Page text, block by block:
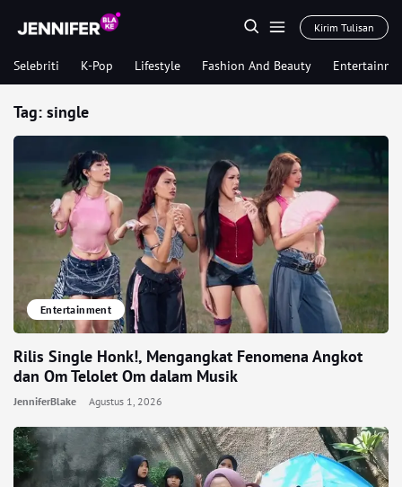
Kirim Tulisan
Selebriti K-Pop Lifestyle Fashion And Beauty
Tag: single
Entertainment
Rilis Single Honk!, Mengangkat Fenomena Angkot
dan Om Telolet Om dalam Musik
JenniferBlake Agustus 1, 2026